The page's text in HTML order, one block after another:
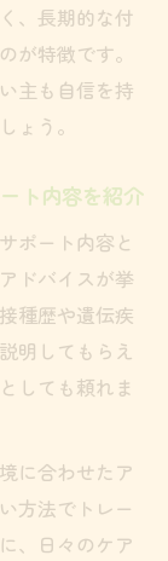
、長期的な付
が特徴です。
主も自信を持
ょう。
ト内容を紹介
ポート内容と
ドバイスが挙
種歴や遺伝疾
明してもらえ
しても頼れま
に合わせたア
方法でトレー
、日々のケア